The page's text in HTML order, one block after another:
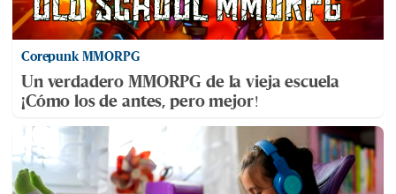
Corepunk MMORPG
Un verdadero MMORPG de la vieja escuela
¡Cómo los de antes, pero mejor!